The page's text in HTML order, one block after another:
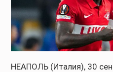
НЕАПОЛЬ (Италия), 30 сен